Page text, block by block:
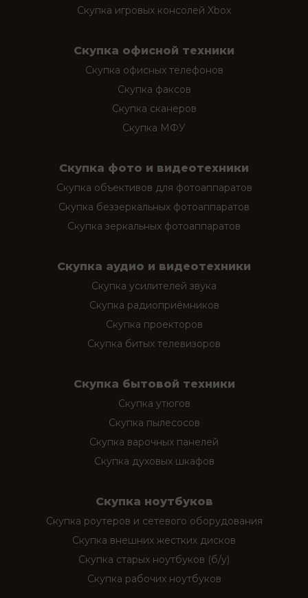
Скупка игровых консолей Xbox
Скупка офисной техники
Скупка офисных телефонов
Скупка факсов
Скупка сканеров
Скупка МФУ
Скупка фото и видеотехники
Скупка объективов для фотоаппаратов
Скупка беззеркальных фотоаппаратов
Скупка зеркальных фотоаппаратов
Скупка аудио и видеотехники
Скупка усилителей звука
Скупка радиоприёмников
Скупка проекторов
Скупка битых телевизоров
Скупка бытовой техники
Скупка утюгов
Скупка пылесосов
Скупка варочных панелей
Скупка духовых шкафов
Скупка ноутбуков
Скупка роутеров и сетевого оборудования
Скупка внешних жестких дисков
Скупка старых ноутбуков (б/у)
Скупка рабочих ноутбуков